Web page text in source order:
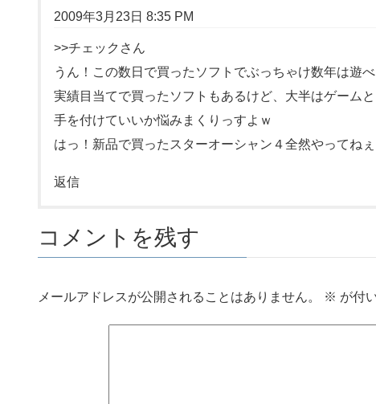
2009年3月23日 8:35 PM
>>チェックさん
うん！この数日で買ったソフトでぶっちゃけ数年は遊
実績目当てで買ったソフトもあるけど、大半はゲーム
手を付けていいか悩みまくりっすよｗ
はっ！新品で買ったスターオーシャン４全然やってね
返信
コメントを残す
メールアドレスが公開されることはありません。 ※ が付